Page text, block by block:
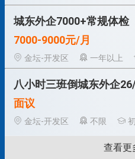
城东外企7000+常规体检
7000-9000元/月
金坛-开发区
一年以上
八小时三班倒城东外企
面议
金坛-开发区
不限
查看更